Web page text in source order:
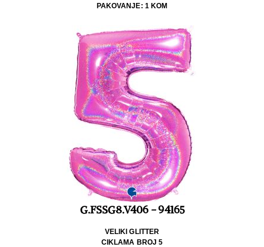
PAKOVANJE: 1 KOM
G.FSSG8.V406 - 94165
VELIKI GLITTER
CIKLAMA BROJ 5